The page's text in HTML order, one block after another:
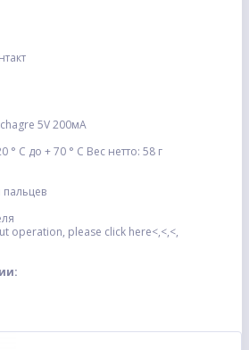
5V 200мА
° C до + 70 ° C Вес нетто: 58 г
пальцев
operation, please click here<,<,<,